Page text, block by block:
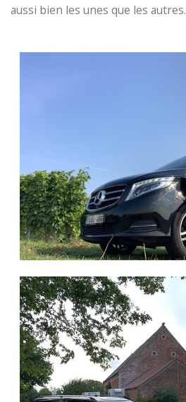
aussi bien les unes que les autres.